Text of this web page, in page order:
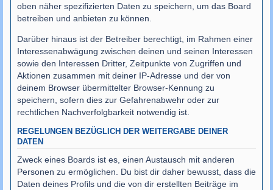
oben näher spezifizierten Daten zu speichern, um das Board
betreiben und anbieten zu können.
Darüber hinaus ist der Betreiber berechtigt, im Rahmen einer
Interessenabwägung zwischen deinen und seinen Interessen
sowie den Interessen Dritter, Zeitpunkte von Zugriffen und
Aktionen zusammen mit deiner IP-Adresse und der von
deinem Browser übermittelter Browser-Kennung zu
speichern, sofern dies zur Gefahrenabwehr oder zur
rechtlichen Nachverfolgbarkeit notwendig ist.
REGELUNGEN BEZÜGLICH DER WEITERGABE DEINER
DATEN
Zweck eines Boards ist es, einen Austausch mit anderen
Personen zu ermöglichen. Du bist dir daher bewusst, dass die
Daten deines Profils und die von dir erstellten Beiträge im